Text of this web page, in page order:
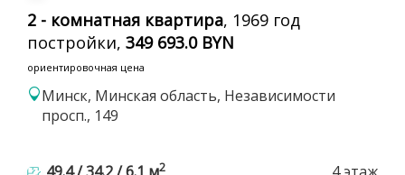
2 - комнатная квартира, 1969 год
постройки, 349 693.0 BYN
ориентировочная цена
Минск, Минская область, Независимости
просп., 149
2